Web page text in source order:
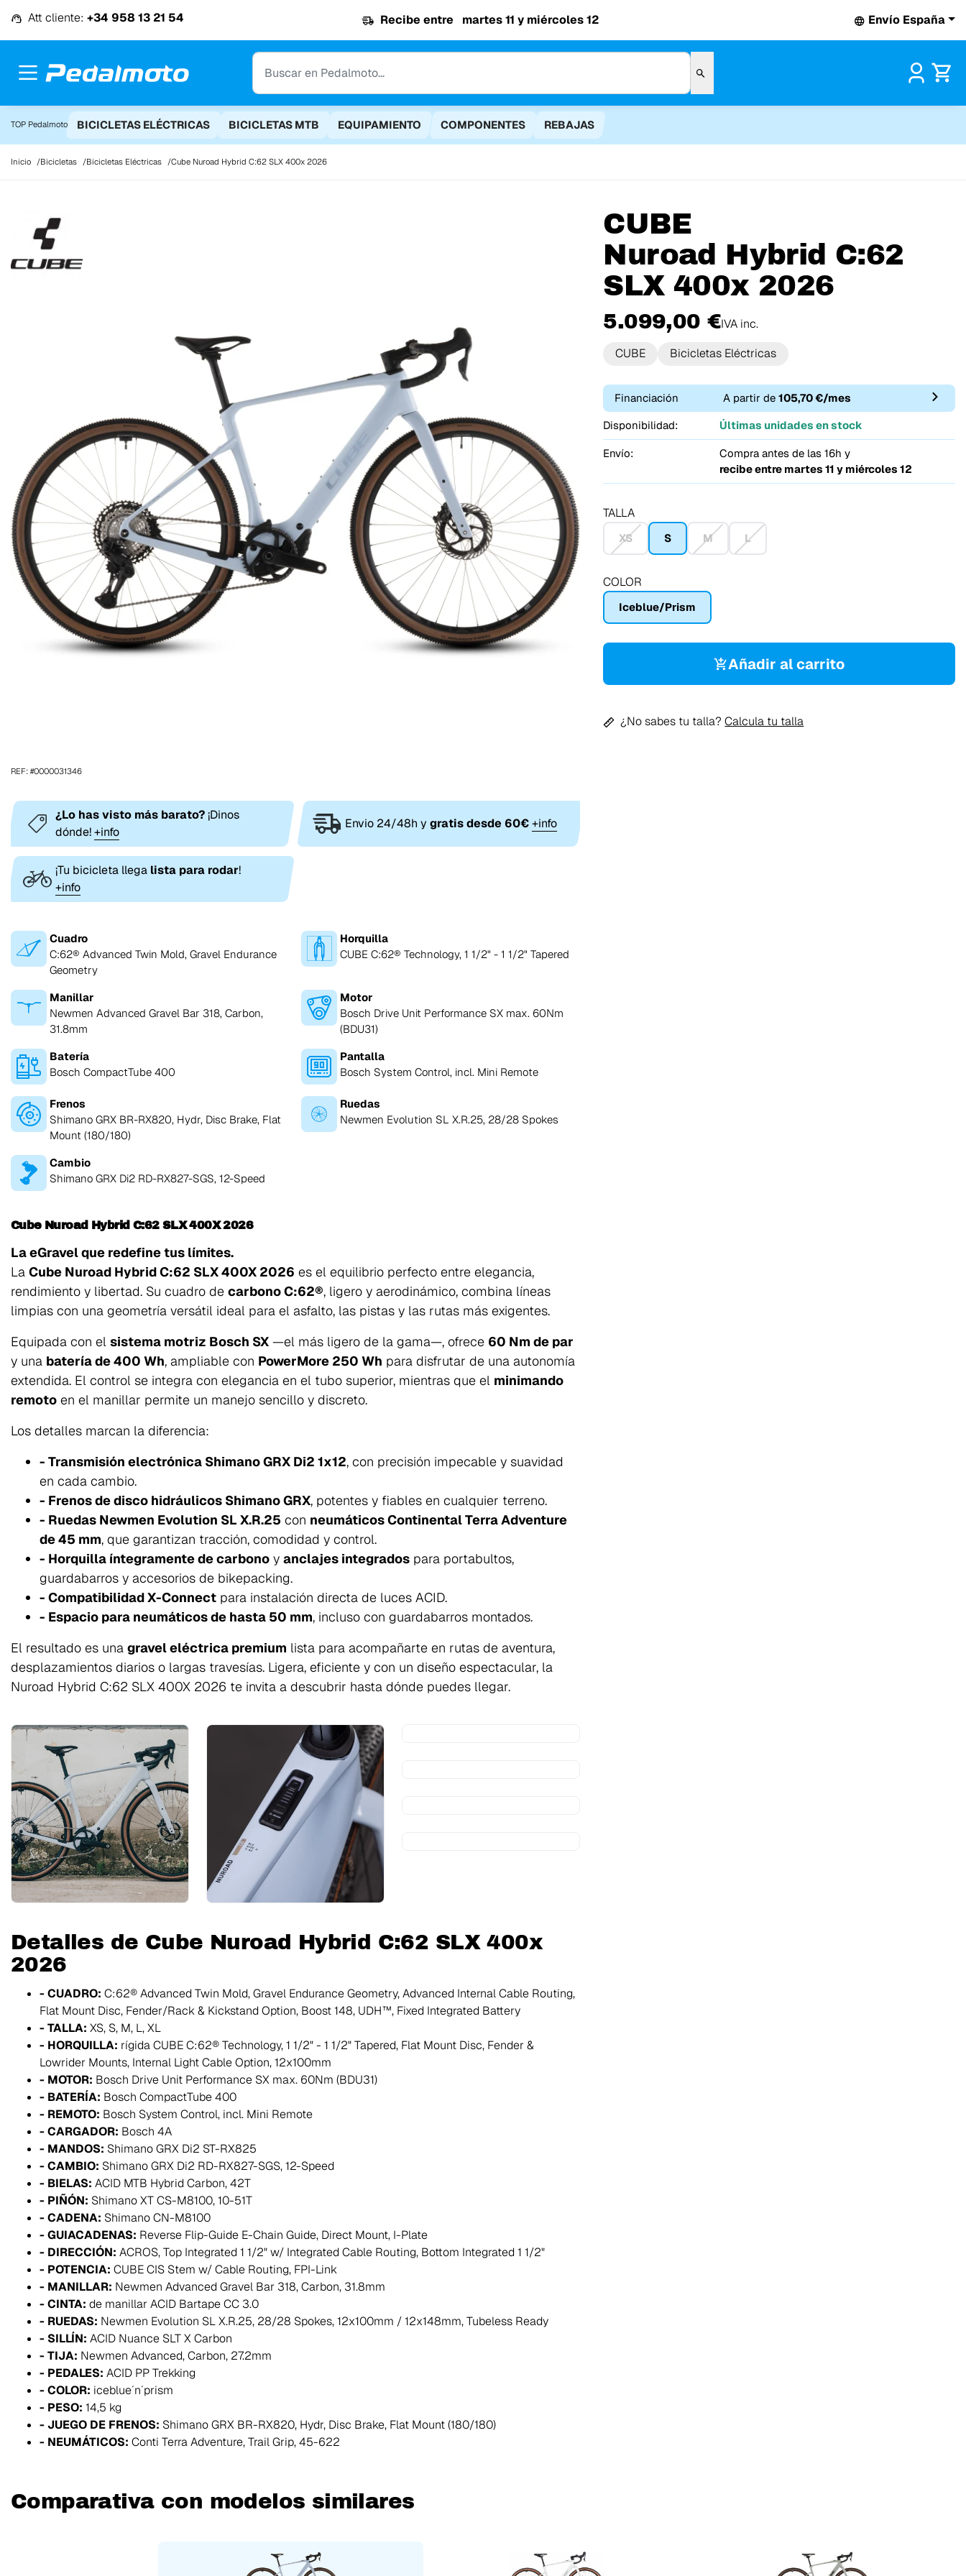
Att cliente: +34 958 13 21 54 Recibe entre martes 11 y miércoles 12 Envío España
TOP Pedalmoto BICICLETAS ELÉCTRICAS BICICLETAS MTB EQUIPAMIENTO COMPONENTES REBAJAS
Inicio Bicicletas Bicicletas Eléctricas Cube Nuroad Hybrid C:62 SLX 400x 2026
CUBE
Nuroad Hybrid C:62
SLX 400x 2026
5.099,00 €IVA inc.
CUBE
Bicicletas Eléctricas
Financiación A partir de105,70 €/mes
Disponibilidad:
Últimas unidades en stock
Envío:
Compra antes de las 16h y
recibe entre martes 11 y miércoles 12
TALLA
XS S M L
COLOR
Iceblue/Prism
Añadir al carrito
¿No sabes tu talla?Calcula tu talla
REF: #0000031346
¿Lo has visto más barato?¡Dinos
dónde!+info
Envio 24/48h y gratis desde 60€ +info
¡Tu bicicleta llega lista para rodar!
+info
Cuadro
C:62® Advanced Twin Mold, Gravel Endurance
Geometry
Horquilla
CUBE C:62® Technology, 1 1/2" - 1 1/2" Tapered
Manillar
Newmen Advanced Gravel Bar 318, Carbon,
31.8mm
Motor
Bosch Drive Unit Performance SX max. 60Nm
(BDU31)
Batería
Bosch CompactTube 400
Pantalla
Bosch System Control, incl. Mini Remote
Frenos
Shimano GRX BR-RX820, Hydr, Disc Brake, Flat
Mount (180/180)
Ruedas
Newmen Evolution SL X.R.25, 28/28 Spokes
Cambio
Shimano GRX Di2 RD-RX827-SGS, 12-Speed
Cube Nuroad Hybrid C:62 SLX 400X 2026
La eGravel que redefine tus límites.
La Cube Nuroad Hybrid C:62 SLX 400X 2026 es el equilibrio perfecto entre elegancia,
rendimiento y libertad. Su cuadro de carbono C:62®, ligero y aerodinámico, combina líneas
limpias con una geometría versátil ideal para el asfalto, las pistas y las rutas más exigentes.
Equipada con el sistema motriz Bosch SX —el más ligero de la gama—, ofrece 60 Nm de par
y una batería de 400 Wh, ampliable con PowerMore 250 Wh para disfrutar de una autonomía
extendida. El control se integra con elegancia en el tubo superior, mientras que el minimando
remoto en el manillar permite un manejo sencillo y discreto.
Los detalles marcan la diferencia:
- Transmisión electrónica Shimano GRX Di2 1x12, con precisión impecable y suavidad
en cada cambio.
- Frenos de disco hidráulicos Shimano GRX, potentes y fiables en cualquier terreno.
- Ruedas Newmen Evolution SL X.R.25 con neumáticos Continental Terra Adventure
de 45 mm, que garantizan tracción, comodidad y control.
- Horquilla íntegramente de carbono y anclajes integrados para portabultos,
guardabarros y accesorios de bikepacking.
- Compatibilidad X-Connect para instalación directa de luces ACID.
- Espacio para neumáticos de hasta 50 mm, incluso con guardabarros montados.
El resultado es una gravel eléctrica premium lista para acompañarte en rutas de aventura,
desplazamientos diarios o largas travesías. Ligera, eficiente y con un diseño espectacular, la
Nuroad Hybrid C:62 SLX 400X 2026 te invita a descubrir hasta dónde puedes llegar.
Detalles de Cube Nuroad Hybrid C:62 SLX 400x
2026
- CUADRO: C:62® Advanced Twin Mold, Gravel Endurance Geometry, Advanced Internal Cable Routing,
Flat Mount Disc, Fender/Rack & Kickstand Option, Boost 148, UDH™, Fixed Integrated Battery
- TALLA: XS, S, M, L, XL
- HORQUILLA: rígida CUBE C:62® Technology, 1 1/2" - 1 1/2" Tapered, Flat Mount Disc, Fender &
Lowrider Mounts, Internal Light Cable Option, 12x100mm
- MOTOR: Bosch Drive Unit Performance SX max. 60Nm (BDU31)
- BATERÍA: Bosch CompactTube 400
- REMOTO: Bosch System Control, incl. Mini Remote
- CARGADOR: Bosch 4A
- MANDOS: Shimano GRX Di2 ST-RX825
- CAMBIO: Shimano GRX Di2 RD-RX827-SGS, 12-Speed
- BIELAS: ACID MTB Hybrid Carbon, 42T
- PIÑÓN: Shimano XT CS-M8100, 10-51T
- CADENA: Shimano CN-M8100
- GUIACADENAS: Reverse Flip-Guide E-Chain Guide, Direct Mount, I-Plate
- DIRECCIÓN: ACROS, Top Integrated 1 1/2" w/ Integrated Cable Routing, Bottom Integrated 1 1/2"
- POTENCIA: CUBE CIS Stem w/ Cable Routing, FPI-Link
- MANILLAR: Newmen Advanced Gravel Bar 318, Carbon, 31.8mm
- CINTA: de manillar ACID Bartape CC 3.0
- RUEDAS: Newmen Evolution SL X.R.25, 28/28 Spokes, 12x100mm / 12x148mm, Tubeless Ready
- SILLÍN: ACID Nuance SLT X Carbon
- TIJA: Newmen Advanced, Carbon, 27.2mm
- PEDALES: ACID PP Trekking
- COLOR: iceblue´n´prism
- PESO: 14,5 kg
- JUEGO DE FRENOS: Shimano GRX BR-RX820, Hydr, Disc Brake, Flat Mount (180/180)
- NEUMÁTICOS: Conti Terra Adventure, Trail Grip, 45-622
Comparativa con modelos similares